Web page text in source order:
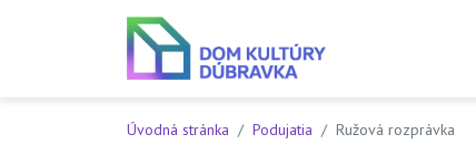
Preskočiť na obsah
Preskočiť na hlavné menu
Úvodná stránka Podujatia Ružová rozprávka